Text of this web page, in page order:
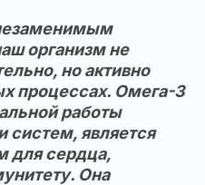
организм не
но активно
процессах. Омега-3
работы
систем, является
для сердца,
Она